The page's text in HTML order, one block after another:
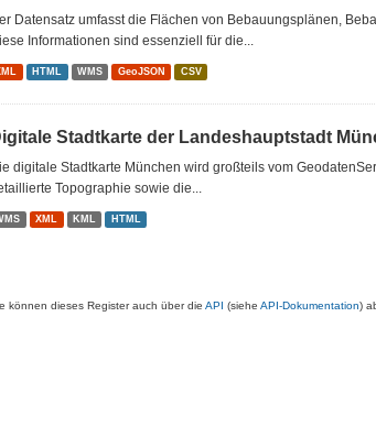
Datensatz umfasst die Flächen von Bebauungsplänen,
Informationen sind essenziell für die...
HTML WMS GeoJSON CSV
Stadtkarte der Landeshauptstadt
digitale Stadtkarte München wird großteils vom
Topographie sowie die...
XML KML HTML
können dieses Register auch über die API (siehe API-Dokumentation)